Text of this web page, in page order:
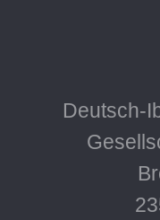
Deutsch-